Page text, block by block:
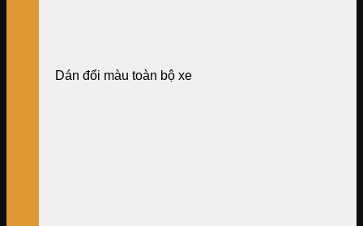
Dán đổi màu toàn bộ xe